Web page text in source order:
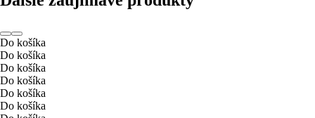
Do košíka
Do košíka
Do košíka
Do košíka
Do košíka
Do košíka